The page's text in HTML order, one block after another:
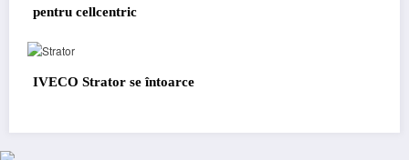
pentru cellcentric
IVECO Strator se întoarce